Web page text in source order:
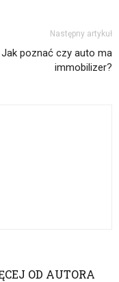
Następny artykuł
Jak poznać czy auto ma
immobilizer?
OD AUTORA